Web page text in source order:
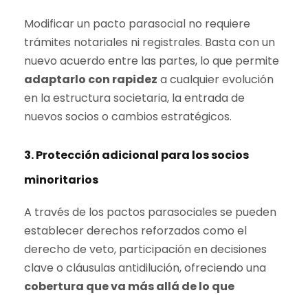
Modificar un pacto parasocial no requiere
trámites notariales ni registrales. Basta con un
nuevo acuerdo entre las partes, lo que permite
adaptarlo con rapidez a cualquier evolución
en la estructura societaria, la entrada de
nuevos socios o cambios estratégicos.
3.Protección adicional para los socios
minoritarios
A través de los pactos parasociales se pueden
establecer derechos reforzados como el
derecho de veto, participación en decisiones
clave o cláusulas antidilución, ofreciendo una
cobertura que va más allá de lo que